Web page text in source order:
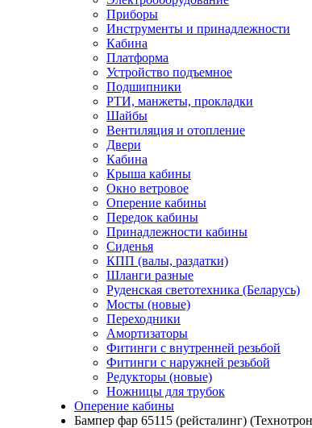
Приборы
Инструменты и принадлежности
Кабина
Платформа
Устройство подъемное
Подшипники
РТИ, манжеты, прокладки
Шайбы
Вентиляция и отопление
Двери
Кабина
Крыша кабины
Окно ветровое
Оперение кабины
Передок кабины
Принадлежности кабины
Сиденья
КПП (валы, раздатки)
Шланги разные
Руденская светотехника (Беларусь)
Мосты (новые)
Переходники
Амортизаторы
Фитинги с внутренней резьбой
Фитинги с наружней резьбой
Редукторы (новые)
Ножницы для трубок
Оперение кабины
Бампер фар 65115 (рейсталинг)